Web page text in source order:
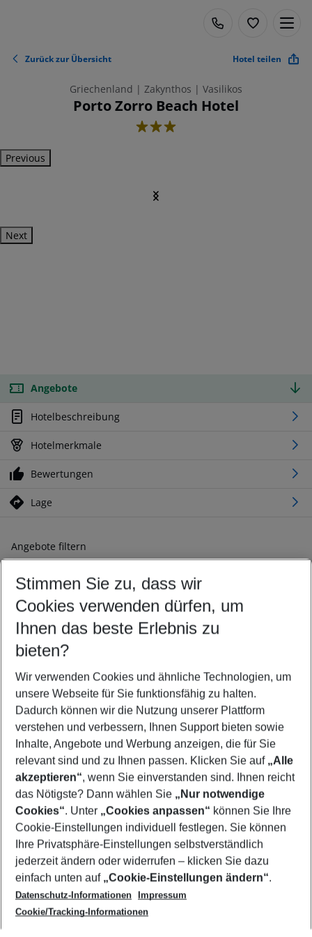
Zurück zur Übersicht Hotel teilen
Griechenland | Zakynthos | Vasilikos
Porto Zorro Beach Hotel
3
Previous
Next
Angebote
Hotelbeschreibung
Hotelmerkmale
Bewertungen
Lage
Angebote filtern
Ändern Sie Ihre Kriterien nach Ihren Wünschen
Abflughafen wählen
Beliebiger Abflughafen
Reisezeitraum wählen
07.08.26– 05.08.27 5-8 Nächte
2 Erwachsene Keine Kinder
Mehr Filter anzeigen
Footer
Footer navigation
Über uns
AGB
Cookie-Einstellungen ändern
Cookie-Richtlinie
Datenschutz
Service & Hilfe
Barrierefreies Reisen
Check-in
Folgen Sie uns
Stimmen Sie zu, dass wir
Cookies verwenden dürfen, um
Ihnen das beste Erlebnis zu
bieten?
Wir verwenden Cookies und ähnliche Technologien, um
unsere Webseite für Sie funktionsfähig zu halten.
Dadurch können wir die Nutzung unserer Plattform
verstehen und verbessern, Ihnen Support bieten sowie
Inhalte, Angebote und Werbung anzeigen, die für Sie
relevant sind und zu Ihnen passen. Klicken Sie auf „Alle
akzeptieren“, wenn Sie einverstanden sind. Ihnen reicht
das Nötigste? Dann wählen Sie „Nur notwendige
Cookies“. Unter „Cookies anpassen“ können Sie Ihre
Cookie-Einstellungen individuell festlegen. Sie können
Ihre Privatsphäre-Einstellungen selbstverständlich
jederzeit ändern oder widerrufen – klicken Sie dazu
einfach unten auf „Cookie-Einstellungen ändern“.
Datenschutz-Informationen
Impressum
Cookie/Tracking-Informationen